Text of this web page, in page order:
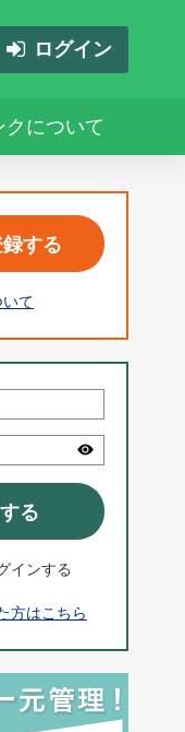
ログイン
クについて
する
いて
る
インする
方はこちら